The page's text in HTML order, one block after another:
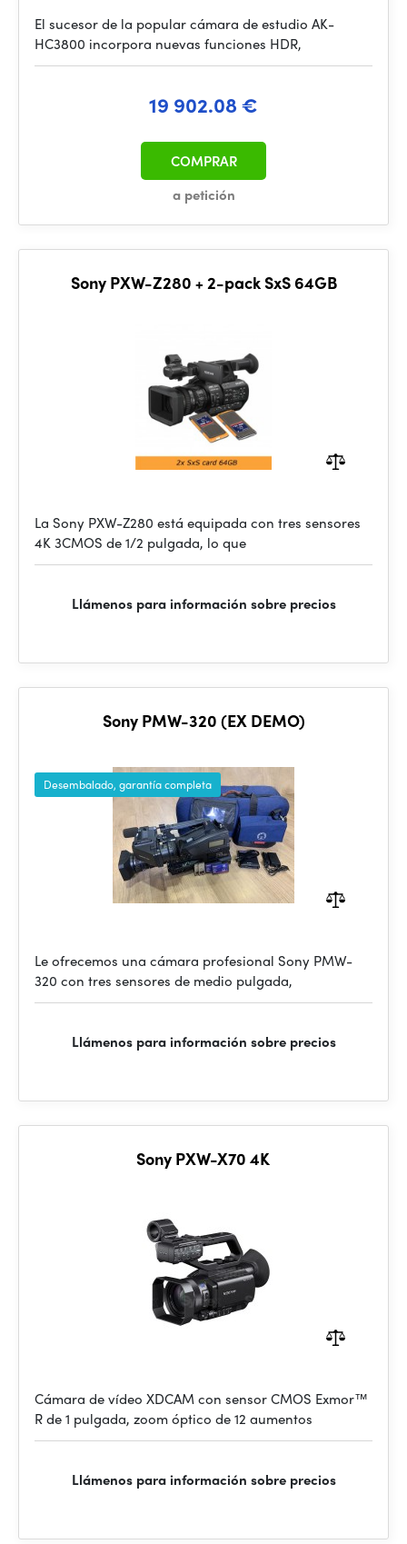
El sucesor de la popular cámara de estudio AK-
HC3800 incorpora nuevas funciones HDR,
19 902.08 €
a petición
COMPRAR
Sony PXW-Z280 + 2-pack SxS 64GB
La Sony PXW-Z280 está equipada con tres sensores
4K 3CMOS de 1/2 pulgada, lo que
Llámenos para información sobre precios
Sony PMW-320 (EX DEMO)
Desembalado, garantía completa
Le ofrecemos una cámara profesional Sony PMW-
320 con tres sensores de medio pulgada,
Llámenos para información sobre precios
Sony PXW-X70 4K
Cámara de vídeo XDCAM con sensor CMOS Exmor™
R de 1 pulgada, zoom óptico de 12 aumentos
Llámenos para información sobre precios